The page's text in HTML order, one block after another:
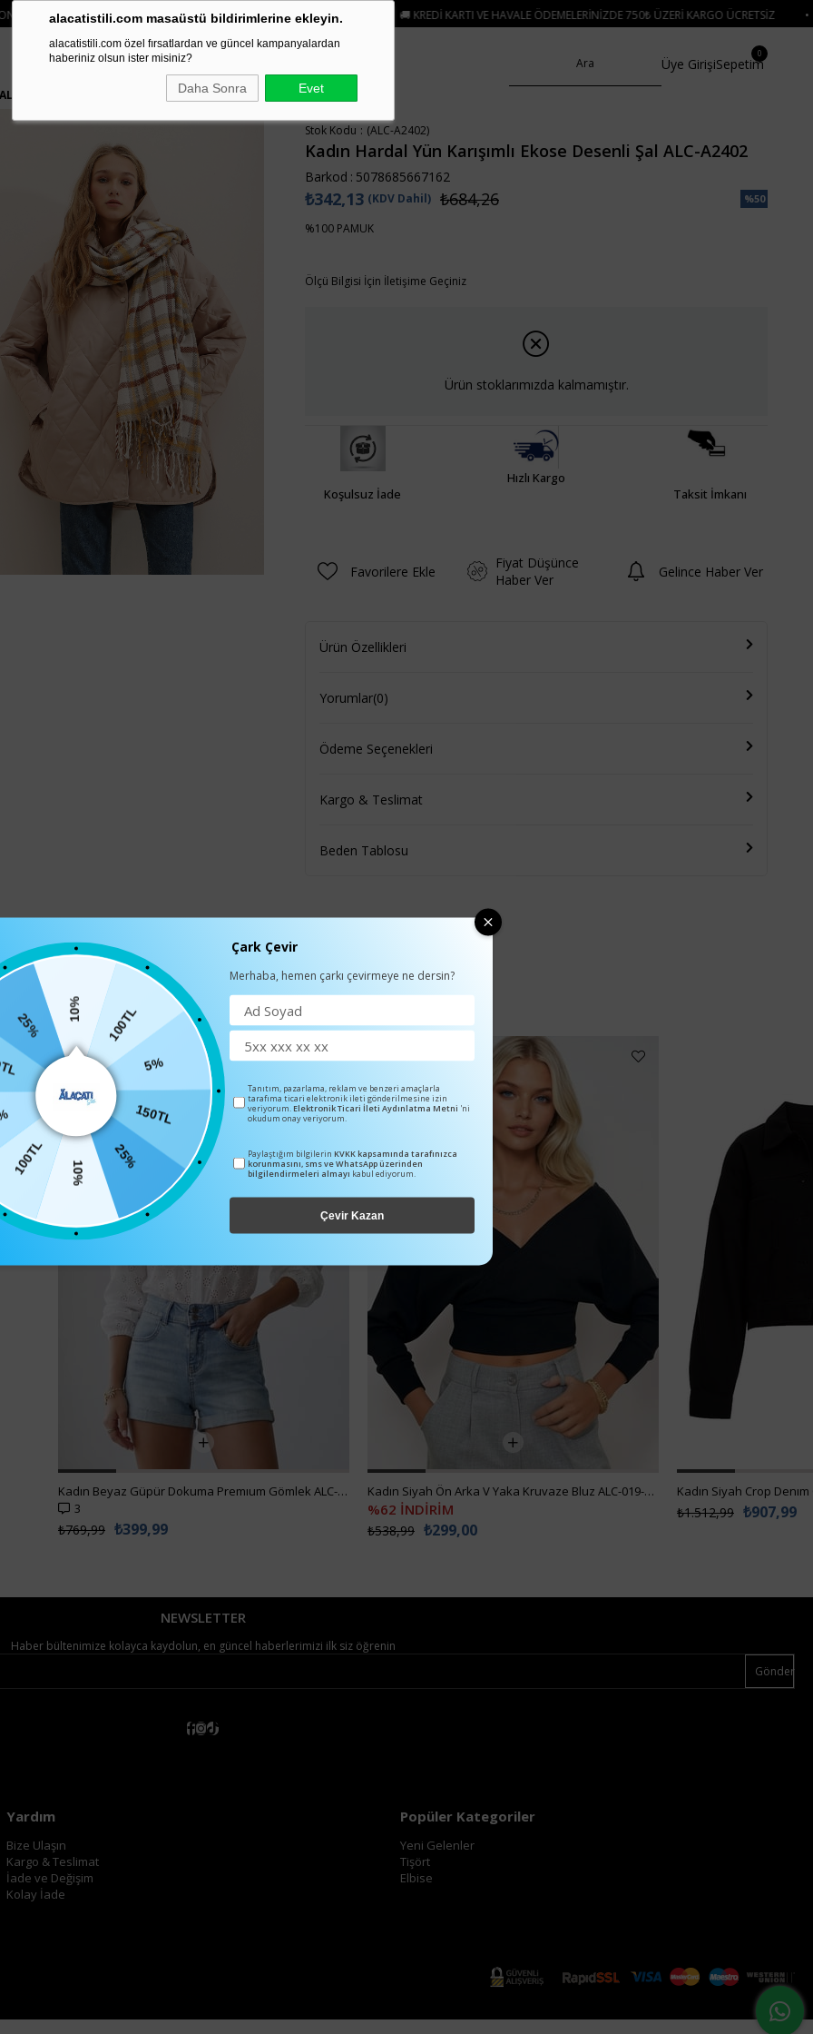
alacatistili.com masaüstü bildirimlerine ekleyin.
alacatistili.com özel fırsatlardan ve güncel kampanyalardan
haberiniz olsun ister misiniz?
Daha Sonra Evet
VE ÜZERI SIPARIŞLERDE SEPETTE %15 İNDIRIM • 🚚 KREDI KARTI VE HAVALE ÖDEMELERINIZDE 750₺ ÜZERI KARGO ÜCRETSIZ • 🛍️ YENI SEZON
Üye GirişiSepetim
0
A2402
Stok Kodu (ALC-A2402)
Kadın Hardal Yün Karışımlı Ekose Desenli Şal ALC-A2402
Barkod : 5078685667162
%50
₺684,26
₺342,13 (KDV Dahil)
%100 PAMUK
Ölçü Bilgisi İçin İletişime Geçiniz
Ürün stoklarımızda kalmamıştır.
Koşulsuz İade
Hızlı Kargo
Taksit İmkanı
Favorilere Ekle
Fiyat Düşünce
Haber Ver
Gelince Haber Ver
Ürün Özellikleri
Yorumlar(0)
Ödeme Seçenekleri
Kargo & Teslimat
Beden Tablosu
BENZER ÜRÜNLER
Kadın Siyah Ön Arka V Yaka Kruvaze Bluz ALC-019-053-BLZ
%62 İNDİRİM
₺299,00
₺538,99
Kadın Siyah Crop Denım Ceket ALC-X3631-RV
₺907,99
₺1.512,99
₺99,00
NEWSLETTER
Haber bültenimize kolayca kaydolun, en güncel haberlerimizi ilk siz öğrenin
Gönder
Yardım
Bize Ulaşın
Kargo & Teslimat
İade ve Değişim
Kolay İade
Popüler Kategoriler
Yeni Gelenler
Tişört
Elbise
10% 100TL
5%
150TL
25%
10%
100TL
25%
Çark Çevir
Merhaba, hemen çarkı çevirmeye ne dersin?
Tanıtım, pazarlama, reklam ve benzeri amaçlarla
tarafıma ticari elektronik ileti gönderilmesine izin
veriyorum. Elektronik Ticari İleti Aydınlatma Metni 'ni
okudum onay veriyorum.
Paylaştığım bilgilerin KVKK kapsamında tarafınızca
korunmasını, sms ve WhatsApp üzerinden
bilgilendirmeleri almayı kabul ediyorum.
Çevir Kazan